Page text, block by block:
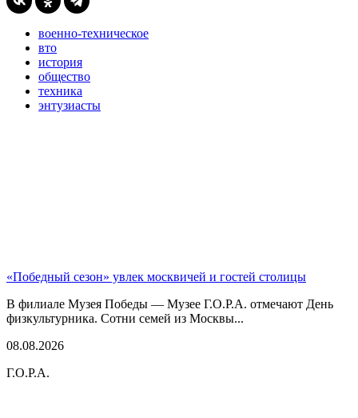
военно-техническое
вто
история
общество
техника
энтузиасты
«Победный сезон» увлек москвичей и гостей столицы
В филиале Музея Победы — Музее Г.О.Р.А. отмечают День
физкультурника. Сотни семей из Москвы...
08.08.2026
Г.О.Р.А.